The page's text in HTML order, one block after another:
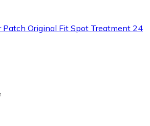
Patch Original Fit Spot Treatment 24